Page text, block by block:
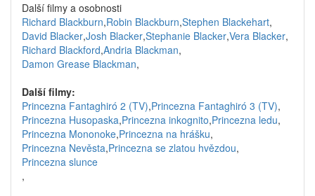
Další filmy a osobnosti
Richard Blackburn,Robin Blackburn,Stephen Blackehart,
David Blacker,Josh Blacker,Stephanie Blacker,Vera Blacker,
Richard Blackford,Andria Blackman,
Damon Grease Blackman,
Další filmy:
Princezna Fantaghiró 2 (TV),Princezna Fantaghiró 3 (TV),
Princezna Husopaska,Princezna inkognito,Princezna ledu,
Princezna Mononoke,Princezna na hrášku,
Princezna Nevěsta,Princezna se zlatou hvězdou,
Princezna slunce
,